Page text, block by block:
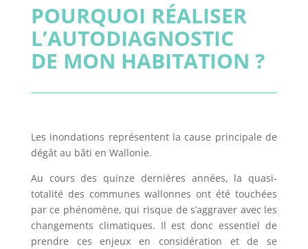
POURQUOI RÉALISER
L’AUTODIAGNOSTIC
DE MON HABITATION ?
Les inondations représentent la cause principale de
dégât au bâti en Wallonie.
Au cours des quinze dernières années, la quasi-
totalité des communes wallonnes ont été touchées
par ce phénomène, qui risque de s’aggraver avec les
changements climatiques. Il est donc essentiel de
prendre ces enjeux en considération et de se